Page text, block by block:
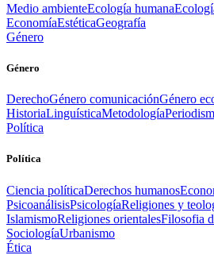
Medio ambienteEcología humana
EconomíaEstéticaGeografía
Género
Género
DerechoGénero comunicaciónGénero
HistoriaLinguísticaMetodología
Política
Política
Ciencia políticaDerechos humanos
PsicoanálisisPsicologíaReligiones y
IslamismoReligiones orientalesFilosofia
SociologíaUrbanismo
Ética